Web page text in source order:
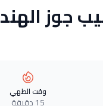
جوز الهند
وقت الطهي
15 دقيقة